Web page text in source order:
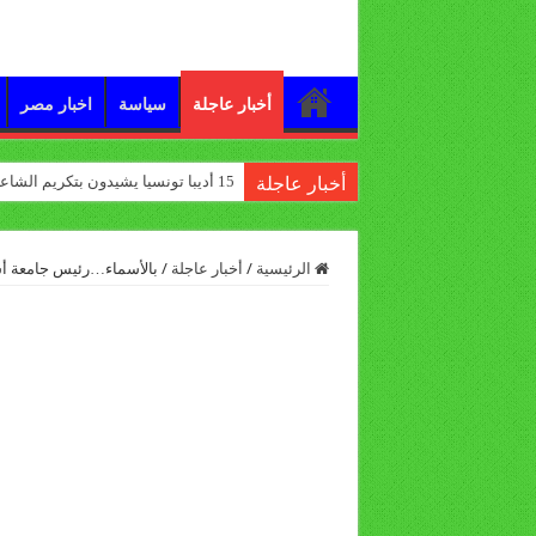
أخبار عاجلة سياسة اخبار مصر
أخبار عاجلة 15 أديبا تونسيا يشيدون بتكريم الشاعر علي الدرورة
الرئيسية / أخبار عاجلة / بالأسماء…رئيس جامعة